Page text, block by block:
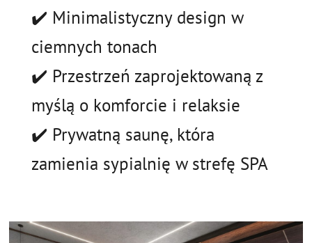
✔️ Minimalistyczny design w
ciemnych tonach
✔️ Przestrzeń zaprojektowaną z
myślą o komforcie i relaksie
✔️ Prywatną saunę, która
zamienia sypialnię w strefę SPA